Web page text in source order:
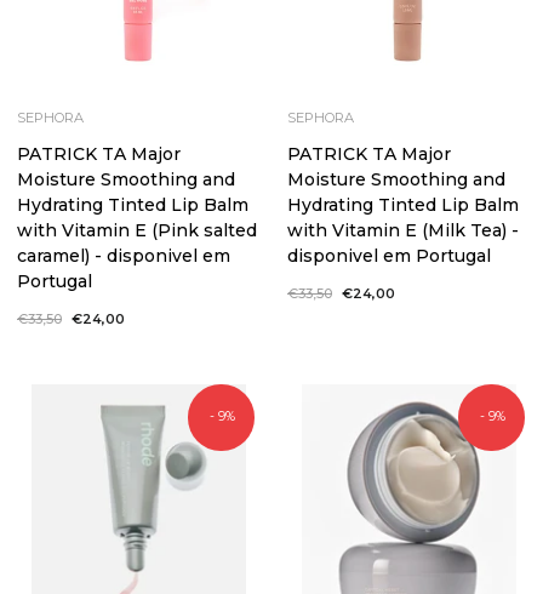
SEPHORA
PATRICK TA Major
Moisture Smoothing and
Hydrating Tinted Lip Balm
with Vitamin E (Pink salted
caramel) - disponivel em
Portugal
Preço
€33,50 Preço
€24,00
SEPHORA
PATRICK TA Major
Moisture Smoothing and
Hydrating Tinted Lip Balm
with Vitamin E (Milk Tea) -
disponivel em Portugal
Preço
€33,50 Preço
€24,00
- 9% - 9%